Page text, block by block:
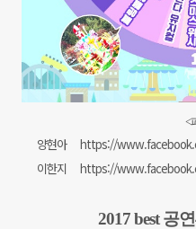
<
양현아
https://
이한지
https://
2017 best 공